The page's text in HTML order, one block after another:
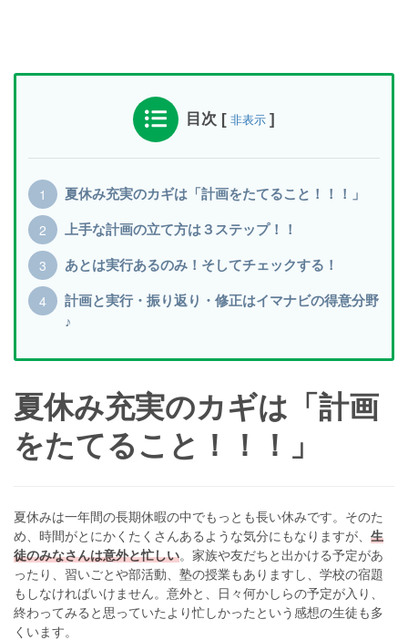
目次 [ 非表示 ]
夏休み充実のカギは「計画をたてること！！！」
上手な計画の立て方は３ステップ！！
あとは実行あるのみ！そしてチェックする！
計画と実行・振り返り・修正はイマナビの得意分野
♪
夏休み充実のカギは「計画
をたてること！！！」
夏休みは一年間の長期休暇の中でもっとも長い休みです。そのた
め、時間がとにかくたくさんあるような気分にもなりますが、 生
徒のみなさんは意外と忙しい。家族や友だちと出かける予定があ
ったり、習いごとや部活動、塾の授業もありますし、学校の宿題
もしなければいけません。意外と、日々何かしらの予定が入り、
終わってみると思っていたより忙しかったという感想の生徒も多
くいます。